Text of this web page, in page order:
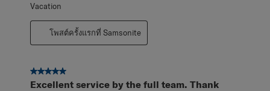
Vacation
โพสต์ครั้งแรกที่ Samsonite
5 จาก 5 ดาว
Excellent service by the full team. Thank